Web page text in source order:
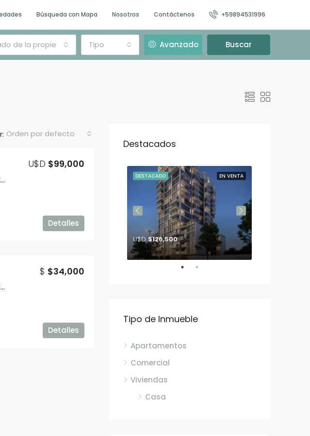
Búsqueda con Mapa Nosotros Contáctenos +59894531996
de la propiedad Tipo Avanzado Buscar
Orden por defecto
Apartamento en alquiler amueblado en Ciudad Vieja
U$D $99,000
Detalles
Apartamento en alquiler amueblado en Ciudad Vieja
$ $34,000
Detalles
Destacados
EN VENTA
DESTACADO
U$D $126,500
Tipo de Inmueble
Apartamentos
Comercial
Viviendas
Casa